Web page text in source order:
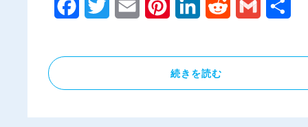
FacebookTwitter Email PinterestLinkedIn Reddit Gmail
続きを読む